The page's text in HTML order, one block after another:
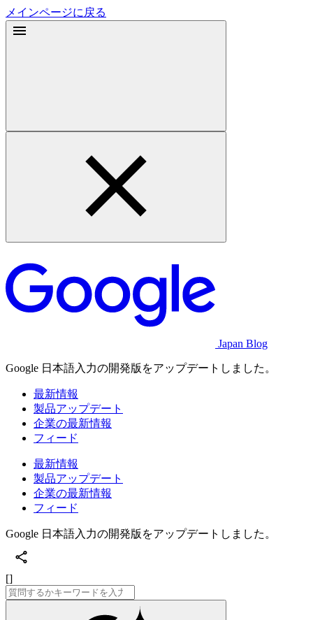
メインページに戻る
Japan Blog
Google 日本語入力の開発版をアップデートしました。
最新情報
製品アップデート
企業の最新情報
フィード
最新情報
製品アップデート
企業の最新情報
フィード
Google 日本語入力の開発版をアップデートしました。
[]